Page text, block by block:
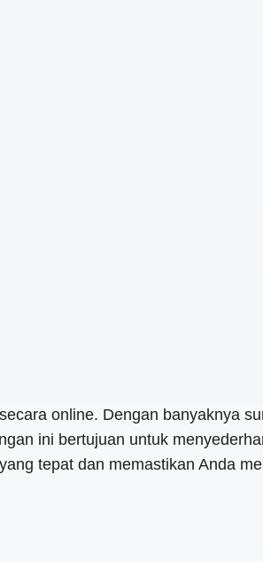
online. Dengan banyaknya
ini bertujuan untuk
tepat dan memastikan Anda